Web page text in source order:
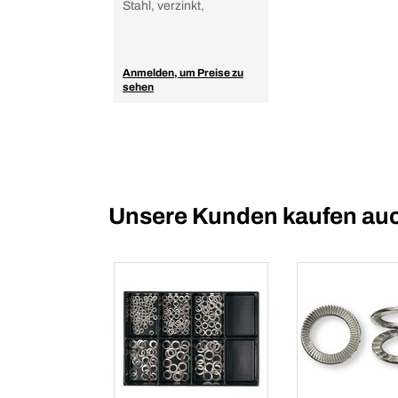
Stahl, verzinkt,
Anmelden, um Preise zu
sehen
Unsere Kunden kaufen